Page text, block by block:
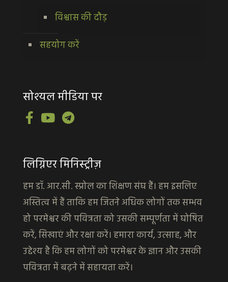
विश्वास की दौड़
सहयोग करें
सोश्यल मीडिया पर
लिग्निएर मिनिस्ट्रीज़
हम डॉ. आर.सी. स्प्रोल का शिक्षण संघ हैं। हम इसलिए
अस्तित्व में हैं ताकि हम जितने अधिक लोगों तक सम्भव
हो परमेश्वर की पवित्रता को उसकी सम्पूर्णता में घोषित
करें, सिखाएं और रक्षा करें। हमारा कार्य, उत्साह, और
उद्देश्य है कि हम लोगों को परमेश्वर के ज्ञान और उसकी
पवित्रता में बढ़ने में सहायता करें।